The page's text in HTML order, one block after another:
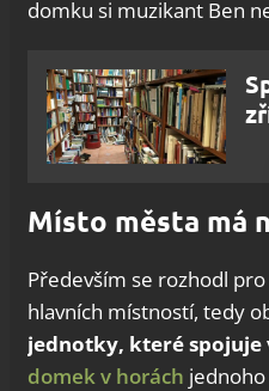
domku si muzikant Ben
Místo města má
Především se rozhodl
hlavních místností, tedy
jednotky, které spojuje
domek v horách